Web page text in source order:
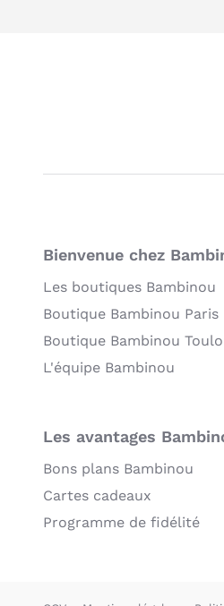
Bienvenue chez
Les boutiques Bambinou
Boutique Bambinou Paris
Boutique Bambinou
L'équipe Bambinou
Les avantages
Bons plans Bambinou
Cartes cadeaux
Programme de fidélité